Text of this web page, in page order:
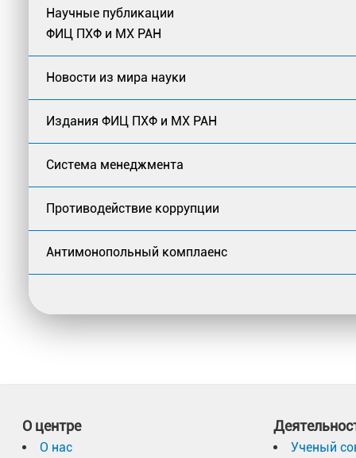
Научные публикации
ФИЦ ПХФ и МХ РАН
Новости из мира науки
Издания ФИЦ ПХФ и МХ РАН
Система менеджмента
Противодействие коррупции
Антимонопольный комплаенс
О центре
О нас
Ученый